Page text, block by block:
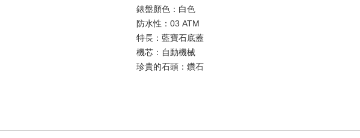
錶盤顏色： 白色
防水性： 03 ATM
特長： 藍寶石底蓋
機芯： 自動機械
珍貴的石頭： 鑽石